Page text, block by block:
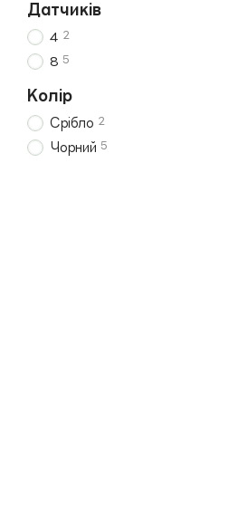
Датчиків
4 2
8 5
Колір
Срібло 2
Чорний 5